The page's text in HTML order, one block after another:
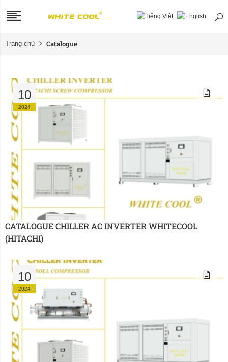
Trang chủ Catalogue
10
2024
CATALOGUE CHILLER AC INVERTER WHITECOOL
(HITACHI)
10
2024